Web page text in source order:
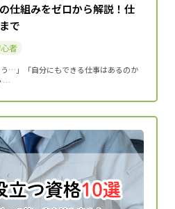
仕組みをゼロから解説！仕
で
者
う…」「自分にもできる仕事はあるのか
…